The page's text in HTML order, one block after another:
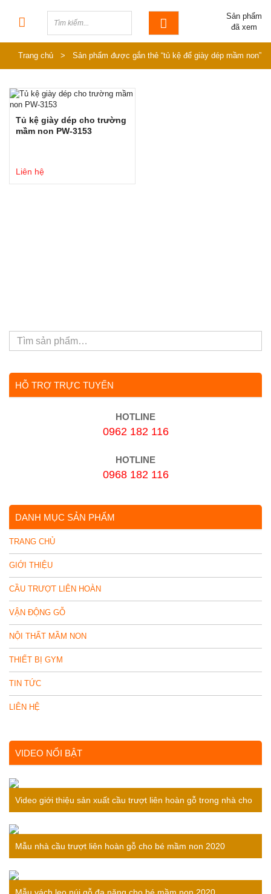
Sản phẩm
đã xem
Trang chủ > Sản phẩm được gắn thẻ “tủ kệ để giày dép mầm non”
Tủ kệ giày dép cho trường
mầm non PW-3153
Liên hệ
HỖ TRỢ TRỰC TUYẾN
HOTLINE
0962 182 116
HOTLINE
0968 182 116
DANH MỤC SẢN PHẨM
TRANG CHỦ
GIỚI THIỆU
CẦU TRƯỢT LIÊN HOÀN
VẬN ĐỘNG GỖ
NỘI THẤT MẦM NON
THIẾT BỊ GYM
TIN TỨC
LIÊN HỆ
VIDEO NỔI BẬT
Video giới thiệu sản xuất cầu trượt liên hoàn gỗ trong nhà cho
bé
Mẫu nhà cầu trượt liên hoàn gỗ cho bé mầm non 2020